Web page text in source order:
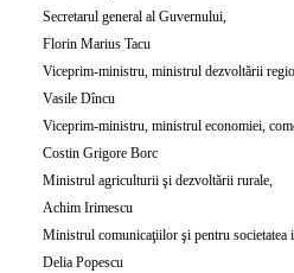
Secretarul general al Guvernului,
Florin Marius Tacu
Viceprim-ministru, ministrul dezvoltării
Vasile Dîncu
Viceprim-ministru, ministrul economiei,
Costin Grigore Borc
Ministrul agriculturii şi dezvoltării rurale,
Achim Irimescu
Ministrul comunicaţiilor şi pentru societatea
Delia Popescu